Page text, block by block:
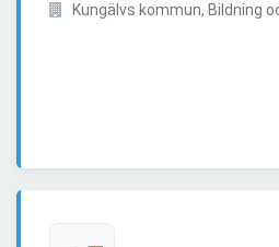
Kungälvs kommun, Bildning